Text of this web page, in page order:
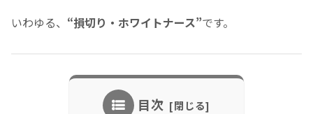
いわゆる、 “損切り・ホワイトナース”です。
目次